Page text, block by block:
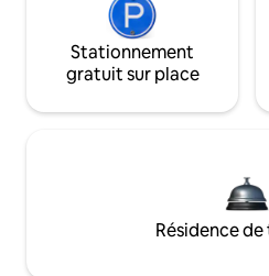
Stationnement
gratuit sur place
Résidence